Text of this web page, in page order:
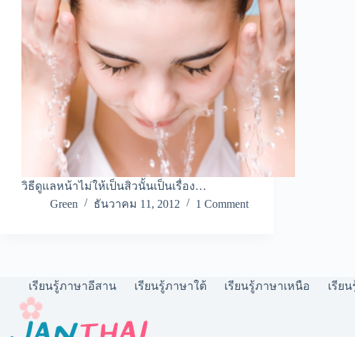
วิธีดูแลหน้าไม่ให้เป็นสิวนั้นเป็นเรื่อง…
Green
ธันวาคม 11, 2012 1 Comment
เรียนรู้ภาษาอีสาน เรียนรู้ภาษาใต้ เรียนรู้ภาษาเหนือ เรีย